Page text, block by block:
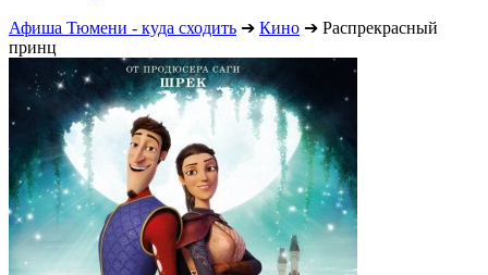
Афиша Тюмени - куда сходить ➔ Кино ➔ Распрекрасный
принц